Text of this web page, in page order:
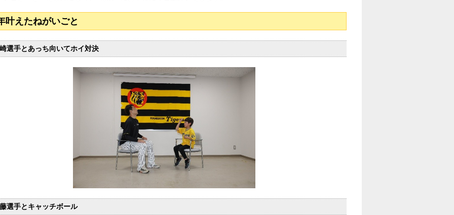
叶えたねがいごと
選手とあっち向いてホイ対決
選手とキャッチボール